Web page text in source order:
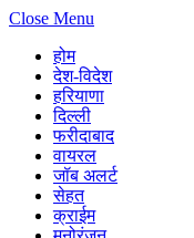
Close Menu
होम
देश-विदेश
हरियाणा
दिल्ली
फरीदाबाद
वायरल
जॉब अलर्ट
सेहत
क्राईम